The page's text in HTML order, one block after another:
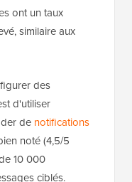
ont un taux
similaire aux
des
d'utiliser
de notifications
noté (4,5/5
10 000
ciblés.